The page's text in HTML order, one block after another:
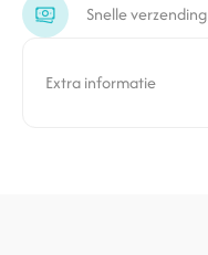
Snelle verzending
Extra informatie